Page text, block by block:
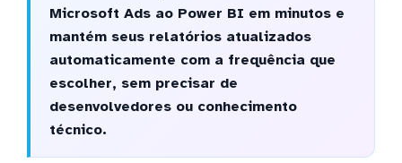
Microsoft Ads ao Power BI em minutos e
mantém seus relatórios atualizados
automaticamente com a frequência que
escolher, sem precisar de
desenvolvedores ou conhecimento
técnico.